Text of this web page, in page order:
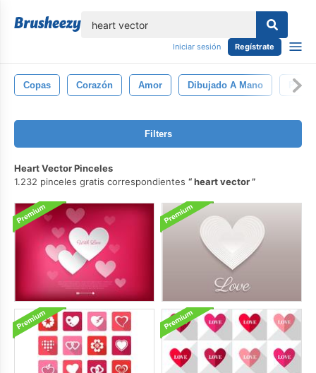
Iniciar sesión Regístrate
Copas Corazón Amor Dibujado A Mano
Filters
Heart Vector Pinceles
1.232 pinceles gratis correspondientes
heart vector